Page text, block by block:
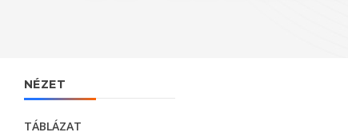
NÉZET
TÁBLÁZAT